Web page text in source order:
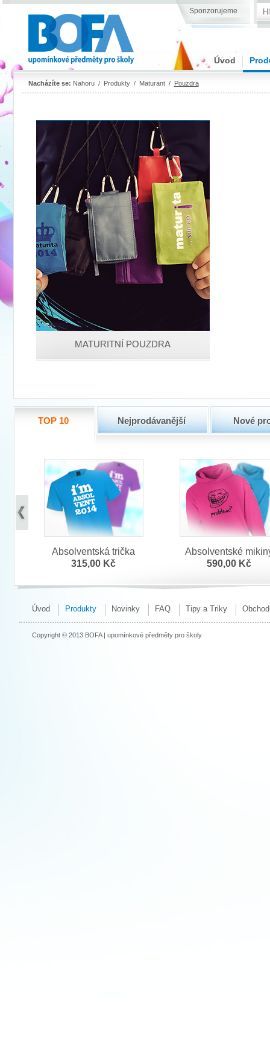
Sponzorujeme
Úvod
Nacházíte se: Nahoru/ Produkty/ Maturant/ Pouzdra
MATURITNÍ POUZDRA
TOP 10 Nejprodávanější Nové
Absolventská trička
315,00 Kč
Absolventské
590,00 Kč
Úvod Produkty Novinky FAQ Tipy a Triky
Copyright © 2013 BOFA | upomínkové předměty pro školy